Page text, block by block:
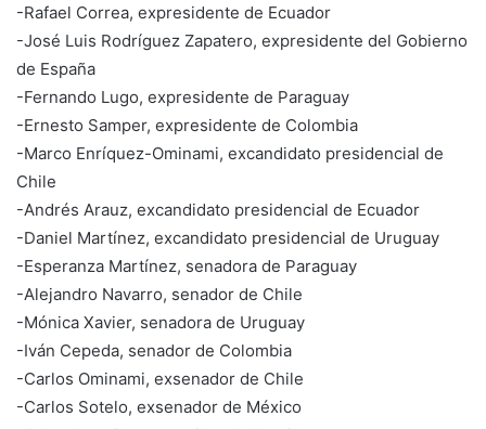
-Rafael Correa, expresidente de Ecuador
-José Luis Rodríguez Zapatero, expresidente del Gobierno
de España
-Fernando Lugo, expresidente de Paraguay
-Ernesto Samper, expresidente de Colombia
-Marco Enríquez-Ominami, excandidato presidencial de
Chile
-Andrés Arauz, excandidato presidencial de Ecuador
-Daniel Martínez, excandidato presidencial de Uruguay
-Esperanza Martínez, senadora de Paraguay
-Alejandro Navarro, senador de Chile
-Mónica Xavier, senadora de Uruguay
-Iván Cepeda, senador de Colombia
-Carlos Ominami, exsenador de Chile
-Carlos Sotelo, exsenador de México